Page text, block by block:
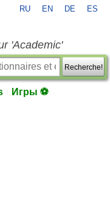
RU EN DE ES
'Academic'
Recherche!
Игры ⚽